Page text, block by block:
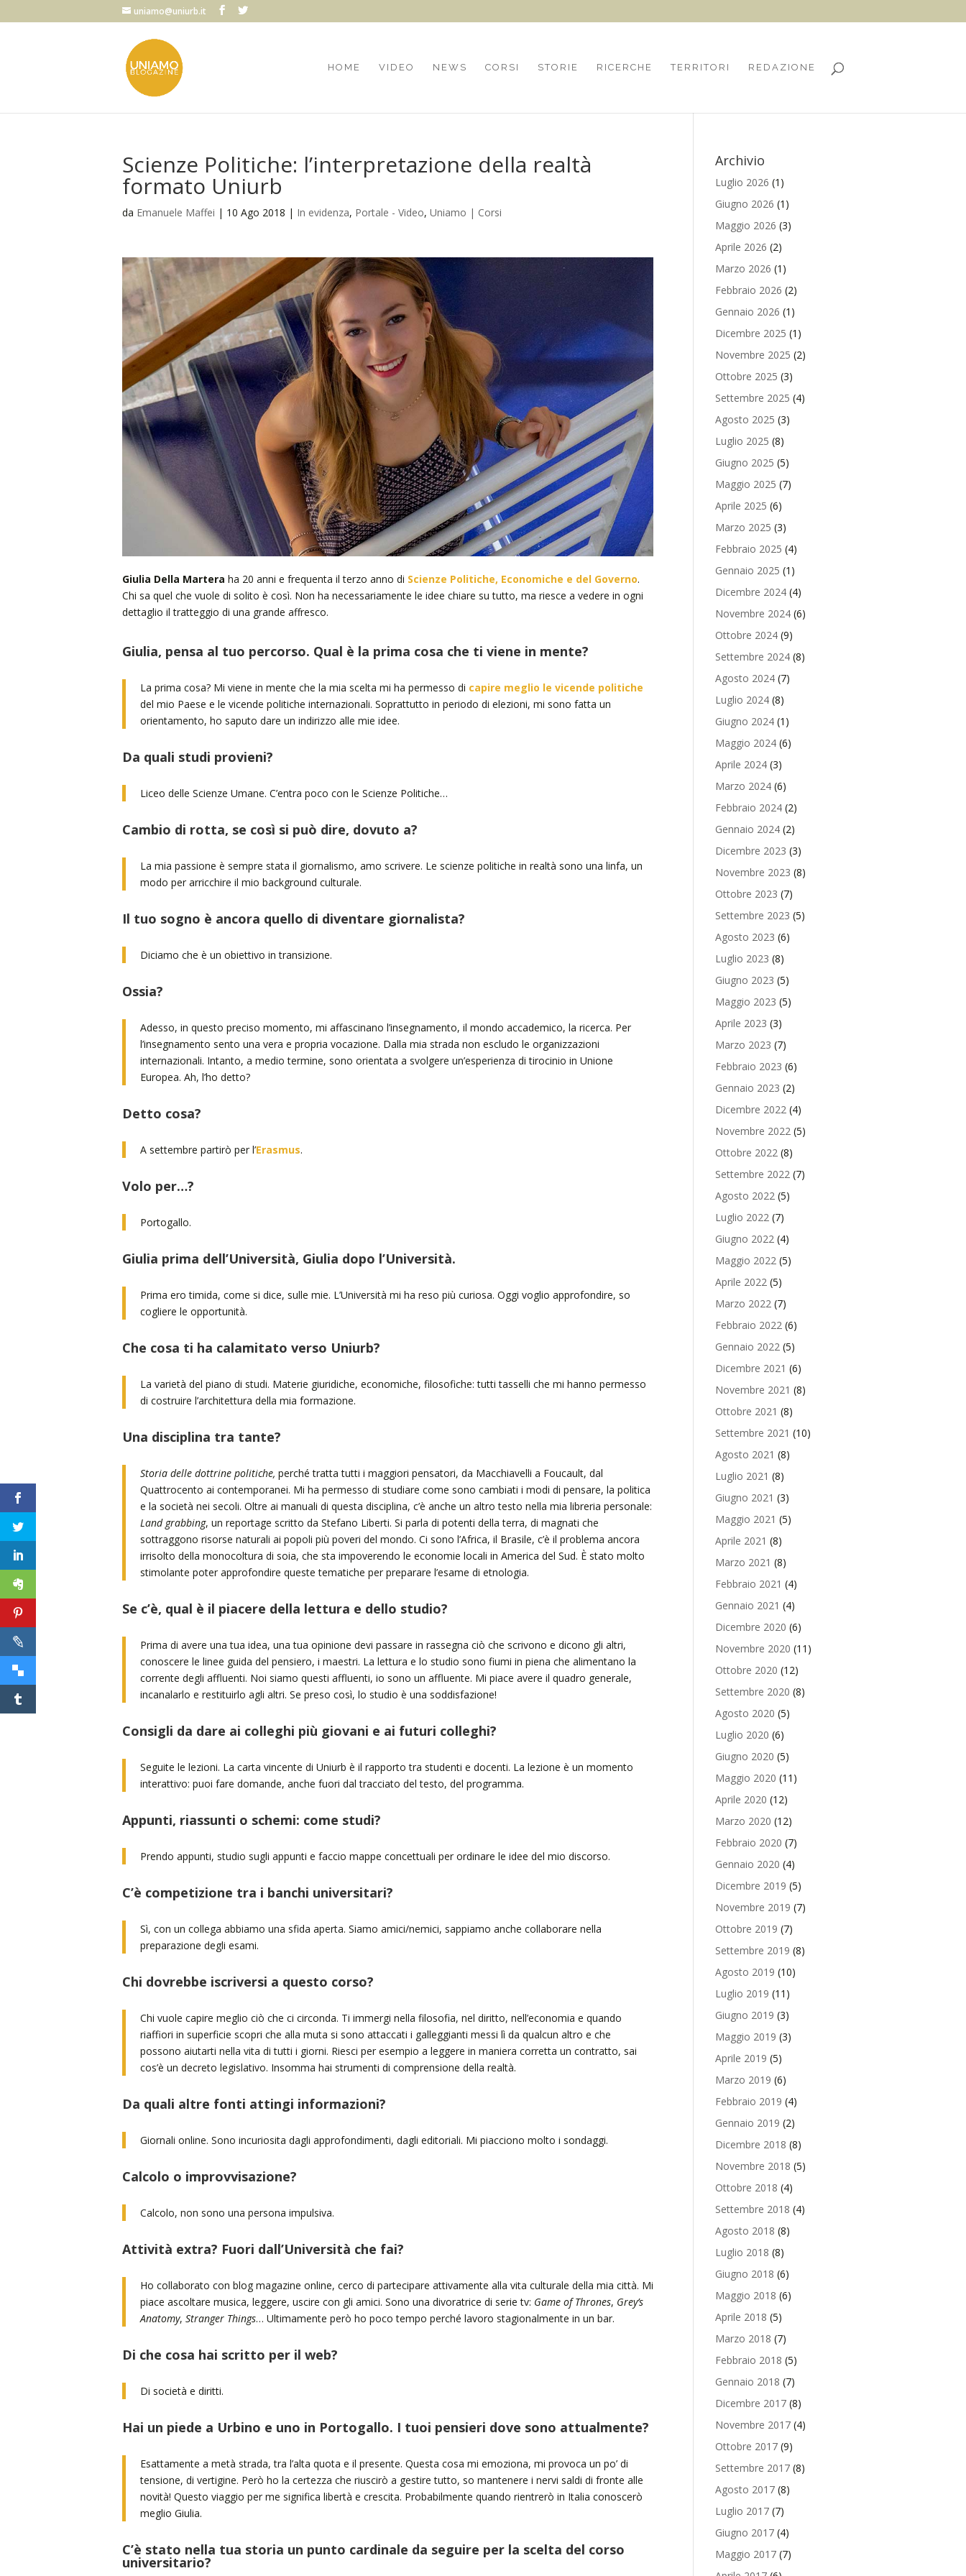
uniamo@uniurb.it
HOME VIDEO NEWS CORSI STORIE RICERCHE TERRITORI REDAZIONE
Scienze Politiche: l’interpretazione della realtà
formato Uniurb
da Emanuele Maffei | 10 Ago 2018 | In evidenza, Portale - Video, Uniamo | Corsi
Giulia Della Martera ha 20 anni e frequenta il terzo anno di Scienze Politiche, Economiche e del Governo.
Chi sa quel che vuole di solito è così. Non ha necessariamente le idee chiare su tutto, ma riesce a vedere in ogni
dettaglio il tratteggio di una grande affresco.
Giulia, pensa al tuo percorso. Qual è la prima cosa che ti viene in mente?
La prima cosa? Mi viene in mente che la mia scelta mi ha permesso di capire meglio le vicende politiche
del mio Paese e le vicende politiche internazionali. Soprattutto in periodo di elezioni, mi sono fatta un
orientamento, ho saputo dare un indirizzo alle mie idee.
Da quali studi provieni?
Liceo delle Scienze Umane. C’entra poco con le Scienze Politiche…
Cambio di rotta, se così si può dire, dovuto a?
La mia passione è sempre stata il giornalismo, amo scrivere. Le scienze politiche in realtà sono una linfa, un
modo per arricchire il mio background culturale.
Il tuo sogno è ancora quello di diventare giornalista?
Diciamo che è un obiettivo in transizione.
Ossia?
Adesso, in questo preciso momento, mi affascinano l’insegnamento, il mondo accademico, la ricerca. Per
l’insegnamento sento una vera e propria vocazione. Dalla mia strada non escludo le organizzazioni
internazionali. Intanto, a medio termine, sono orientata a svolgere un’esperienza di tirocinio in Unione
Europea. Ah, l’ho detto?
Detto cosa?
A settembre partirò per l’Erasmus.
Volo per…?
Portogallo.
Giulia prima dell’Università, Giulia dopo l’Università.
Prima ero timida, come si dice, sulle mie. L’Università mi ha reso più curiosa. Oggi voglio approfondire, so
cogliere le opportunità.
Che cosa ti ha calamitato verso Uniurb?
La varietà del piano di studi. Materie giuridiche, economiche, filosofiche: tutti tasselli che mi hanno permesso
di costruire l’architettura della mia formazione.
Una disciplina tra tante?
Storia delle dottrine politiche, perché tratta tutti i maggiori pensatori, da Macchiavelli a Foucault, dal
Quattrocento ai contemporanei. Mi ha permesso di studiare come sono cambiati i modi di pensare, la politica
e la società nei secoli. Oltre ai manuali di questa disciplina, c’è anche un altro testo nella mia libreria personale:
Land grabbing, un reportage scritto da Stefano Liberti. Si parla di potenti della terra, di magnati che
sottraggono risorse naturali ai popoli più poveri del mondo. Ci sono l’Africa, il Brasile, c’è il problema ancora
irrisolto della monocoltura di soia, che sta impoverendo le economie locali in America del Sud. È stato molto
stimolante poter approfondire queste tematiche per preparare l’esame di etnologia.
Se c’è, qual è il piacere della lettura e dello studio?
Prima di avere una tua idea, una tua opinione devi passare in rassegna ciò che scrivono e dicono gli altri,
conoscere le linee guida del pensiero, i maestri. La lettura e lo studio sono fiumi in piena che alimentano la
corrente degli affluenti. Noi siamo questi affluenti, io sono un affluente. Mi piace avere il quadro generale,
incanalarlo e restituirlo agli altri. Se preso così, lo studio è una soddisfazione!
Consigli da dare ai colleghi più giovani e ai futuri colleghi?
Seguite le lezioni. La carta vincente di Uniurb è il rapporto tra studenti e docenti. La lezione è un momento
interattivo: puoi fare domande, anche fuori dal tracciato del testo, del programma.
Appunti, riassunti o schemi: come studi?
Prendo appunti, studio sugli appunti e faccio mappe concettuali per ordinare le idee del mio discorso.
C’è competizione tra i banchi universitari?
Sì, con un collega abbiamo una sfida aperta. Siamo amici/nemici, sappiamo anche collaborare nella
preparazione degli esami.
Chi dovrebbe iscriversi a questo corso?
Chi vuole capire meglio ciò che ci circonda. Ti immergi nella filosofia, nel diritto, nell’economia e quando
riaffiori in superficie scopri che alla muta si sono attaccati i galleggianti messi lì da qualcun altro e che
possono aiutarti nella vita di tutti i giorni. Riesci per esempio a leggere in maniera corretta un contratto, sai
cos’è un decreto legislativo. Insomma hai strumenti di comprensione della realtà.
Da quali altre fonti attingi informazioni?
Giornali online. Sono incuriosita dagli approfondimenti, dagli editoriali. Mi piacciono molto i sondaggi.
Calcolo o improvvisazione?
Calcolo, non sono una persona impulsiva.
Attività extra? Fuori dall’Università che fai?
Ho collaborato con blog magazine online, cerco di partecipare attivamente alla vita culturale della mia città. Mi
piace ascoltare musica, leggere, uscire con gli amici. Sono una divoratrice di serie tv: Game of Thrones, Grey’s
Anatomy, Stranger Things… Ultimamente però ho poco tempo perché lavoro stagionalmente in un bar.
Di che cosa hai scritto per il web?
Di società e diritti.
Hai un piede a Urbino e uno in Portogallo. I tuoi pensieri dove sono attualmente?
Esattamente a metà strada, tra l’alta quota e il presente. Questa cosa mi emoziona, mi provoca un po’ di
tensione, di vertigine. Però ho la certezza che riuscirò a gestire tutto, so mantenere i nervi saldi di fronte alle
novità! Questo viaggio per me significa libertà e crescita. Probabilmente quando rientrerò in Italia conoscerò
meglio Giulia.
C’è stato nella tua storia un punto cardinale da seguire per la scelta del corso
universitario?
Archivio
Luglio 2026 (1)
Giugno 2026 (1)
Maggio 2026 (3)
Aprile 2026 (2)
Marzo 2026 (1)
Febbraio 2026 (2)
Gennaio 2026 (1)
Dicembre 2025 (1)
Novembre 2025 (2)
Ottobre 2025 (3)
Settembre 2025 (4)
Agosto 2025 (3)
Luglio 2025 (8)
Giugno 2025 (5)
Maggio 2025 (7)
Aprile 2025 (6)
Marzo 2025 (3)
Febbraio 2025 (4)
Gennaio 2025 (1)
Dicembre 2024(4)
Novembre 2024(6)
Ottobre 2024(9)
Settembre 2024(8)
Agosto 2024(7)
Luglio 2024(8)
Giugno 2024(1)
Maggio 2024(6)
Aprile 2024(3)
Marzo 2024(6)
Febbraio 2024(2)
Gennaio 2024(2)
Dicembre 2023 (3)
Novembre 2023 (8)
Ottobre 2023 (7)
Settembre 2023 (5)
Agosto 2023 (6)
Luglio 2023 (8)
Giugno 2023 (5)
Maggio 2023 (5)
Aprile 2023 (3)
Marzo 2023 (7)
Febbraio 2023 (6)
Gennaio 2023 (2)
Dicembre 2022(4)
Novembre 2022(5)
Ottobre 2022(8)
Settembre 2022(7)
Agosto 2022(5)
Luglio 2022(7)
Giugno 2022(4)
Maggio 2022(5)
Aprile 2022(5)
Marzo 2022(7)
Febbraio 2022(6)
Gennaio 2022(5)
Dicembre 2021 (6)
Novembre 2021 (8)
Ottobre 2021 (8)
Settembre 2021 (10)
Agosto 2021 (8)
Luglio 2021 (8)
Giugno 2021 (3)
Maggio 2021 (5)
Aprile 2021 (8)
Marzo 2021 (8)
Febbraio 2021 (4)
Gennaio 2021 (4)
Dicembre 2020 (6)
Novembre 2020 (11)
Ottobre 2020 (12)
Settembre 2020 (8)
Agosto 2020 (5)
Luglio 2020 (6)
Giugno 2020 (5)
Maggio 2020 (11)
Aprile 2020 (12)
Marzo 2020 (12)
Febbraio 2020 (7)
Gennaio 2020 (4)
Dicembre 2019 (5)
Novembre 2019 (7)
Ottobre 2019 (7)
Settembre 2019 (8)
Agosto 2019 (10)
Luglio 2019 (11)
Giugno 2019 (3)
Maggio 2019 (3)
Aprile 2019 (5)
Marzo 2019 (6)
Febbraio 2019 (4)
Gennaio 2019 (2)
Dicembre 2018 (8)
Novembre 2018 (5)
Ottobre 2018 (4)
Settembre 2018 (4)
Agosto 2018 (8)
Luglio 2018 (8)
Giugno 2018 (6)
Maggio 2018 (6)
Aprile 2018 (5)
Marzo 2018 (7)
Febbraio 2018 (5)
Gennaio 2018 (7)
Dicembre 2017(8)
Novembre 2017(4)
Ottobre 2017(9)
Settembre 2017(8)
Agosto 2017(8)
Luglio 2017(7)
Giugno 2017(4)
Maggio 2017(7)